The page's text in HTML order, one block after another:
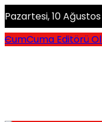
Pazartesi, 10
CumCuma Editörü